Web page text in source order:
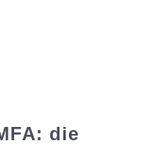
die